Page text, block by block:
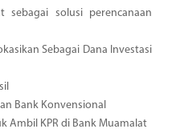
sebagai solusi perencanaan
Sebagai Dana Investasi
Bank Konvensional
Ambil KPR di Bank Muamalat